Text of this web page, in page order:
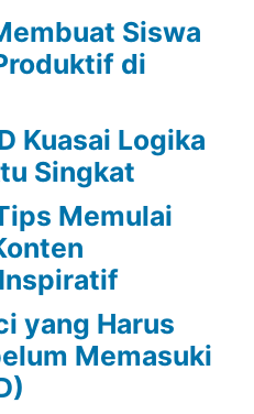
Siswa
di
Kuasai Logika
Singkat
Memulai
yang Harus
Memasuki